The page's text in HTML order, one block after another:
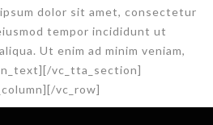
dolor sit amet, consectetur
tempor incididunt ut
Ut enim ad minim veniam,
vc_tta_section]
vc_row]